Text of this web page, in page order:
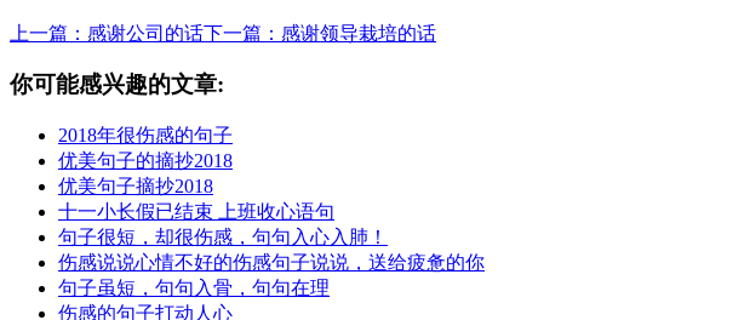
上一篇：感谢公司的话下一篇：感谢领导栽培的话
你可能感兴趣的文章:
2018年很伤感的句子
优美句子的摘抄2018
优美句子摘抄2018
十一小长假已结束 上班收心语句
句子很短，却很伤感，句句入心入肺！
伤感说说心情不好的伤感句子说说，送给疲惫的你
句子虽短，句句入骨，句句在理
伤感的句子打动人心